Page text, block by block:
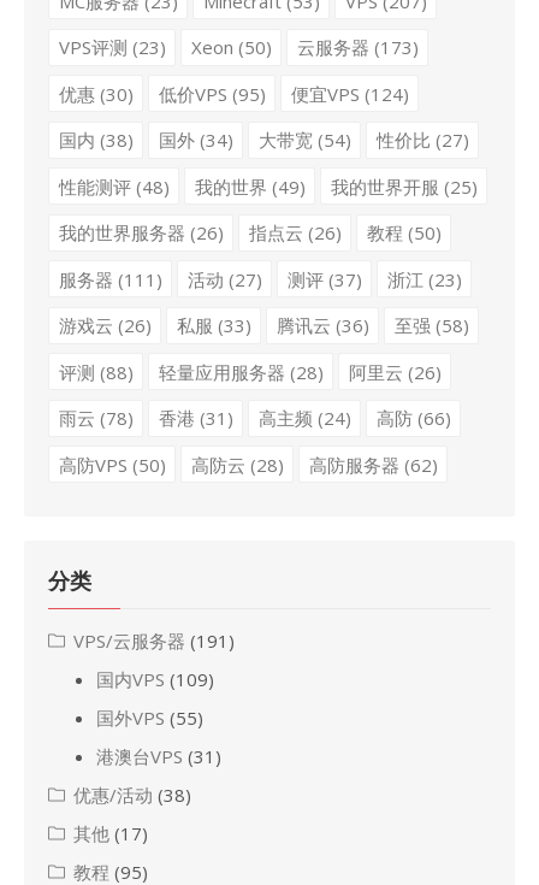
VPS评测 (23) Xeon (50) 云服务器 (173)
优惠(30) 低价VPS (95) 便宜VPS (124)
国内 (38) 国外(34) 大带宽(54) 性价比 (27)
性能测评(48) 我的世界 (49) 我的世界开服 (25)
我的世界服务器 (26) 指点云 (26) 教程 (50)
服务器 (111) 活动 (27) 测评(37) 浙江 (23)
游戏云 (26) 私服 (33) 腾讯云 (36) 至强 (58)
评测 (88) 轻量应用服务器 (28) 阿里云 (26)
雨云 (78) 香港 (31) 高主频 (24) 高防(66)
高防VPS (50) 高防云 (28) 高防服务器 (62)
分类
VPS/云服务器 (191)
国内VPS (109)
国外VPS (55)
港澳台VPS (31)
优惠/活动 (38)
其他 (17)
教程 (95)